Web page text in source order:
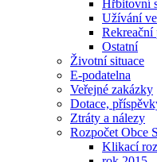
Hřbitovní
Užívání
Rekreační
Ostatní
Životní situace
E-podatelna
Veřejné zakázky
Dotace,
Ztráty a nálezy
Rozpočet Obce
Klikací